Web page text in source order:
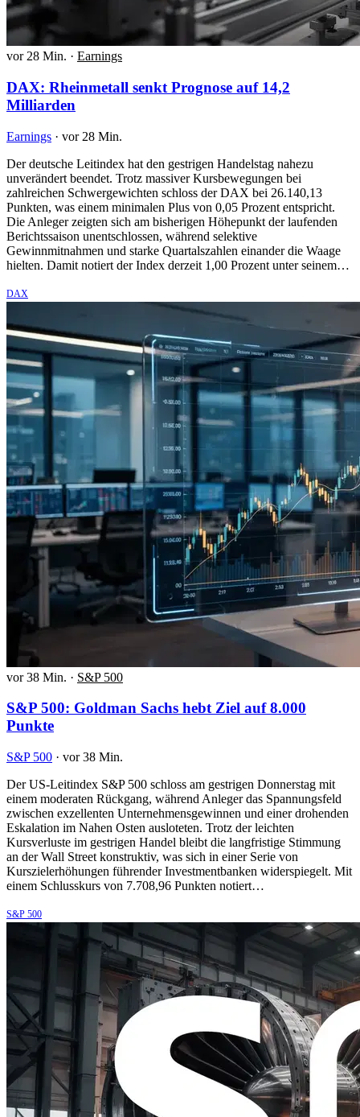
vor 28 Min. · Earnings
DAX: Rheinmetall senkt Prognose auf 14,2
Milliarden
Earnings · vor 28 Min.
Der deutsche Leitindex hat den gestrigen Handelstag nahezu
unverändert beendet. Trotz massiver Kursbewegungen bei
zahlreichen Schwergewichten schloss der DAX bei 26.140,13
Punkten, was einem minimalen Plus von 0,05 Prozent entspricht.
Die Anleger zeigten sich am bisherigen Höhepunkt der laufenden
Berichtssaison unentschlossen, während selektive
Gewinnmitnahmen und starke Quartalszahlen einander die Waage
hielten. Damit notiert der Index derzeit 1,00 Prozent unter seinem…
DAX
vor 38 Min. · S&P 500
S&P 500: Goldman Sachs hebt Ziel auf 8.000
Punkte
S&P 500 · vor 38 Min.
Der US-Leitindex S&P 500 schloss am gestrigen Donnerstag mit
einem moderaten Rückgang, während Anleger das Spannungsfeld
zwischen exzellenten Unternehmensgewinnen und einer drohenden
Eskalation im Nahen Osten ausloteten. Trotz der leichten
Kursverluste im gestrigen Handel bleibt die langfristige Stimmung
an der Wall Street konstruktiv, was sich in einer Serie von
Kurszielerhöhungen führender Investmentbanken widerspiegelt. Mit
einem Schlusskurs von 7.708,96 Punkten notiert…
S&P 500